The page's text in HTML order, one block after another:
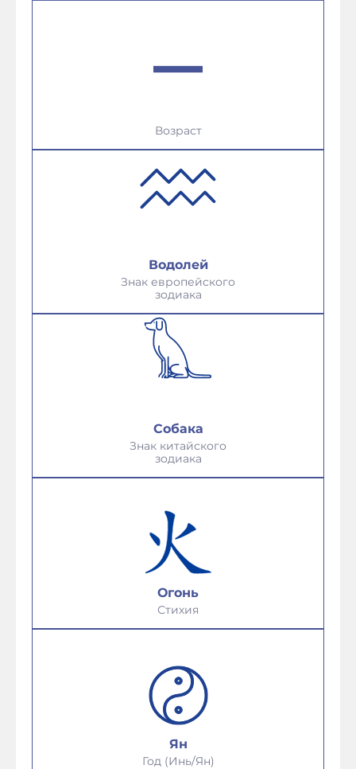
–
Возраст
Водолей
Знак европейского
зодиака
Собака
Знак китайского
зодиака
Огонь
Стихия
Ян
Год (Инь/Ян)